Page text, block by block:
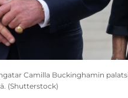
Camilla Buckinghamin
(Shutterstock)